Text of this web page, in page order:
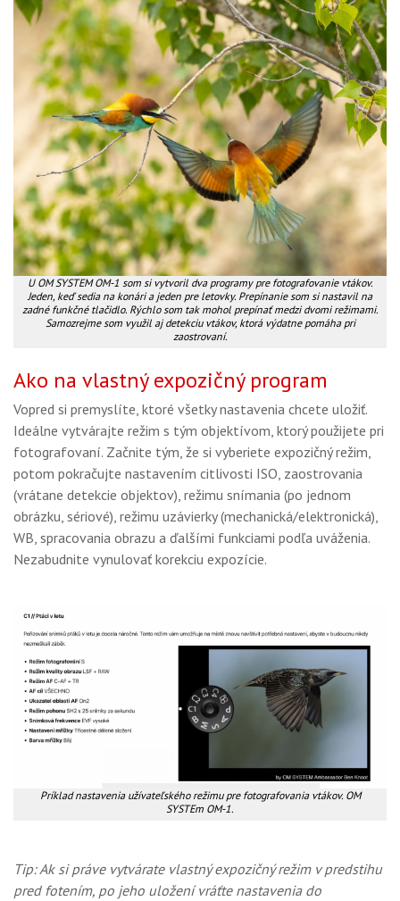
U OM SYSTEM OM-1 som si vytvoril dva programy pre fotografovanie vtákov.
Jeden, keď sedia na konári a jeden pre letovky. Prepínanie som si nastavil na
zadné funkčné tlačidlo. Rýchlo som tak mohol prepínať medzi dvomi režimami.
Samozrejme som využil aj detekciu vtákov, ktorá výdatne pomáha pri
zaostrovaní.
Ako na vlastný expozičný program
Vopred si premyslíte, ktoré všetky nastavenia chcete uložiť.
Ideálne vytvárajte režim s tým objektívom, ktorý použijete pri
fotografovaní. Začnite tým, že si vyberiete expozičný režim,
potom pokračujte nastavením citlivosti ISO, zaostrovania
(vrátane detekcie objektov), režimu snímania (po jednom
obrázku, sériové), režimu uzávierky (mechanická/elektronická),
WB, spracovania obrazu a ďalšími funkciami podľa uváženia.
Nezabudnite vynulovať korekciu expozície.
Príklad nastavenia užívateľského režimu pre fotografovania vtákov. OM
SYSTEm OM-1.
Tip: Ak si práve vytvárate vlastný expozičný režim v predstihu
pred fotením, po jeho uložení vráťte nastavenia do